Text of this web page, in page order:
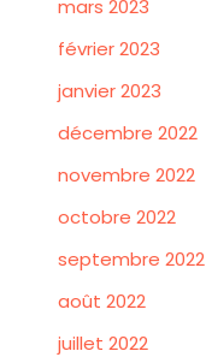
mars 2023
février 2023
janvier 2023
décembre 2022
novembre 2022
octobre 2022
septembre 2022
août 2022
juillet 2022